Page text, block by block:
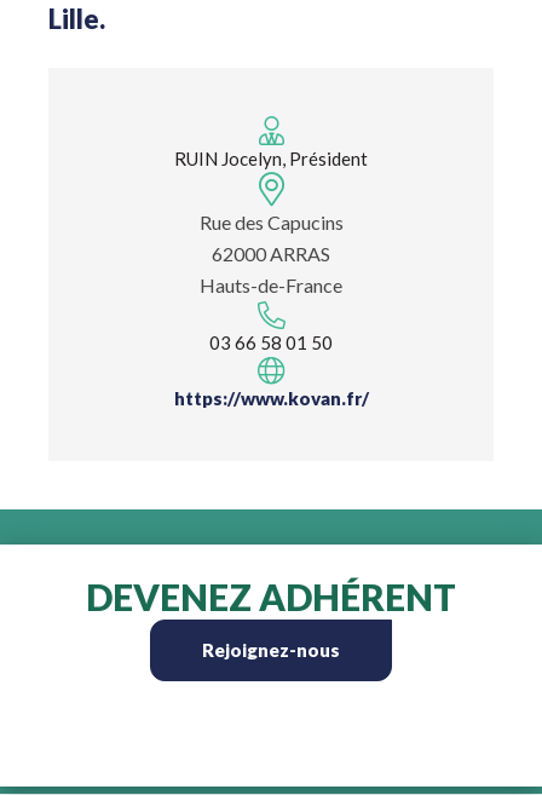
Lille.
RUIN Jocelyn, Président
Rue des Capucins
62000 ARRAS
Hauts-de-France
03 66 58 01 50
https://www.kovan.fr/
DEVENEZ ADHÉRENT
Rejoignez-nous